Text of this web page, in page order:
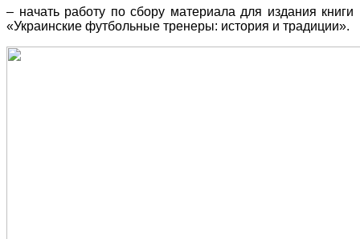
– начать работу по сбору материала для издания книги
«Украинские футбольные тренеры: история и традиции».